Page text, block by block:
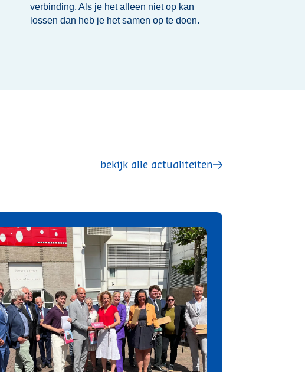
verbinding. Als je het alleen niet op kan
lossen dan heb je het samen op te doen.
bekijk alle actualiteiten